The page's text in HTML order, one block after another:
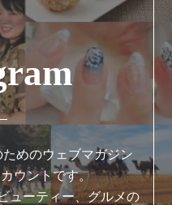
めのウェブマガジン
ウントです。
ューティー、グルメの